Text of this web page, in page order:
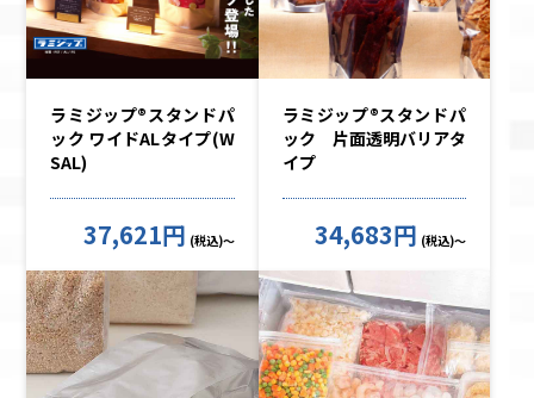
ラミジップ®スタンドパ
ック ワイドALタイプ(W
SAL)
37,621円 (税込)～
ラミジップ®スタンドパ
ック 片面透明バリアタ
イプ
34,683円 (税込)～